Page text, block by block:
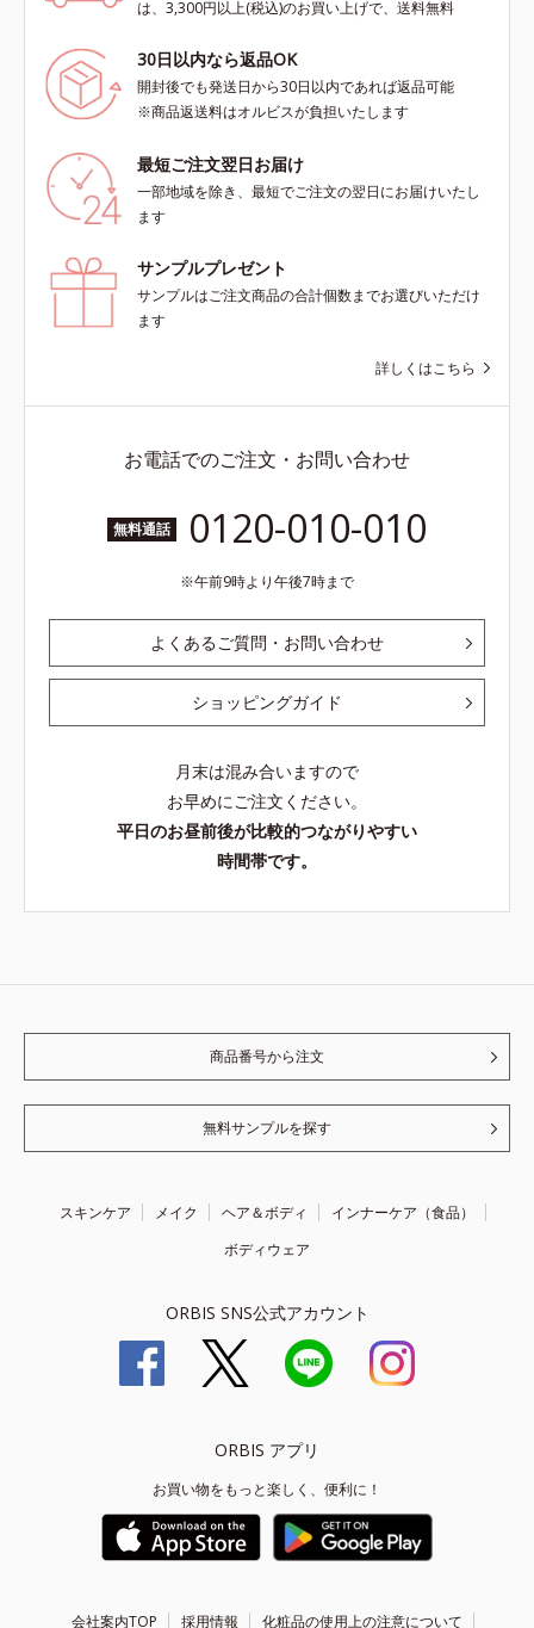
は、3,300円以上(税込)のお買い上げで、送料無料
30日以内なら返品OK
開封後でも発送日から30日以内であれば返品可能
※商品返送料はオルビスが負担いたします
最短ご注文翌日お届け
一部地域を除き、最短でご注文の翌日にお届けいたし
ます
サンプルプレゼント
サンプルはご注文商品の合計個数までお選びいただけ
ます
詳しくはこちら
お電話でのご注文・お問い合わせ
無料通話 0120-010-010
午前9時より午後7時まで
よくあるご質問・お問い合わせ
ショッピングガイド
月末は混み合いますので
お早めにご注文ください。
平日のお昼前後が比較的つながりやすい
時間帯です。
商品番号から注文
無料サンプルを探す
スキンケア メイク ヘア＆ボディ
インナーケア（食品）
ボディウェア
ORBIS SNS公式アカウント
ORBIS アプリ
お買い物をもっと楽しく、便利に！
会社案内TOP 採用情報 化粧品の使用上の注意について